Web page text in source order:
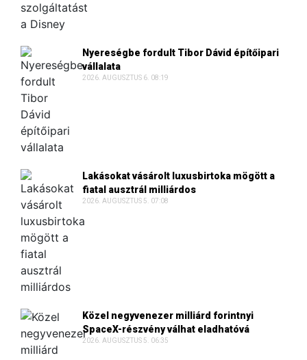
Nyereségbe fordult Tibor Dávid építőipari
vállalata
2026. AUGUSZTUS 6. 08:19
Lakásokat vásárolt luxusbirtoka mögött a
fiatal ausztrál milliárdos
2026. AUGUSZTUS 5. 07:08
Közel negyvenezer milliárd forintnyi
SpaceX-részvény válhat eladhatóvá
2026. AUGUSZTUS 5. 06:35